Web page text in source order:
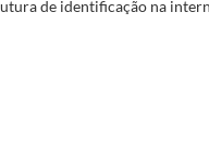
de identificação na